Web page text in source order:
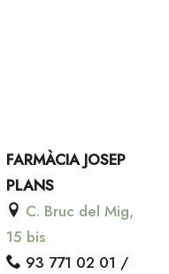
FARMÀCIA JOSEP
PLANS
C. Bruc del Mig,
15 bis
93 771 02 01 /